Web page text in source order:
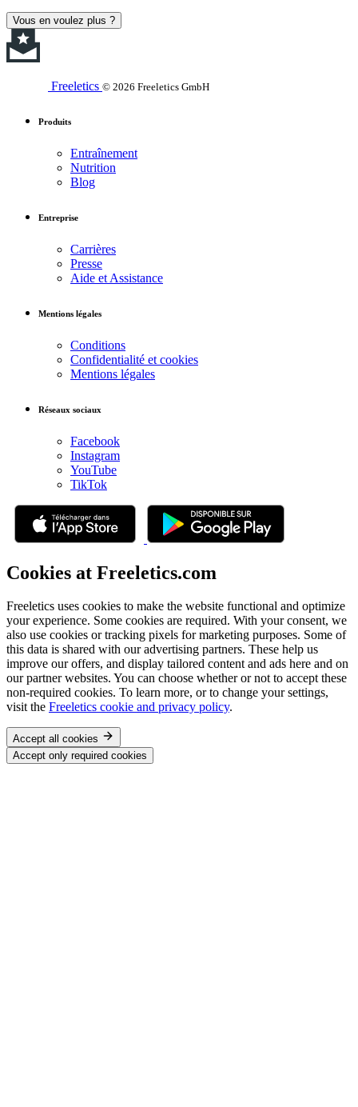
Vous en voulez plus ?
Freeletics © 2026 Freeletics GmbH
Produits
Entraînement
Nutrition
Blog
Entreprise
Carrières
Presse
Aide et Assistance
Mentions légales
Conditions
Confidentialité et cookies
Mentions légales
Réseaux sociaux
Facebook
Instagram
YouTube
TikTok
Cookies at Freeletics.com
Freeletics uses cookies to make the website functional and optimize
your experience. Some cookies are required. With your consent, we
also use cookies or tracking pixels for marketing purposes. Some of
this data is shared with our advertising partners. These help us
improve our offers, and display tailored content and ads here and on
our partner websites. You can choose whether or not to accept these
non-required cookies. To learn more, or to change your settings,
visit the Freeletics cookie and privacy policy.
Accept all cookies
Accept only required cookies